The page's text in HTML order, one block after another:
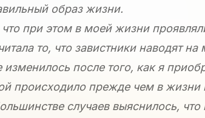
образ жизни.
что при этом в моей жизни
то, что завистники наводят на
изменилось после того, как я
происходило прежде чем в жизни
случаев выяснилось,